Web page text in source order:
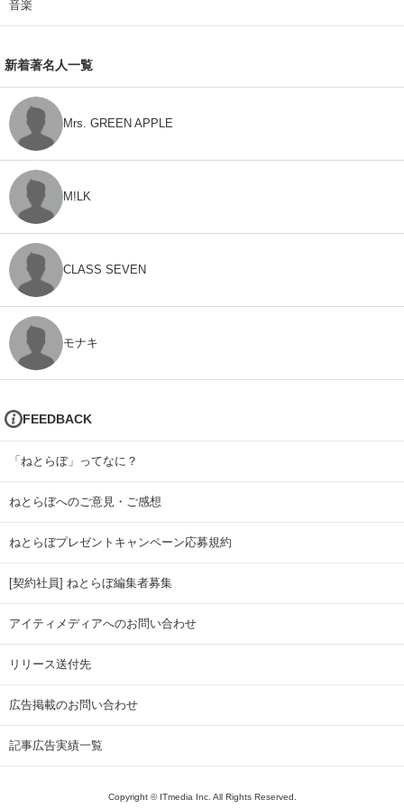
音楽
新着著名人一覧
Mrs. GREEN APPLE
M!LK
CLASS SEVEN
モナキ
FEEDBACK
「ねとらぼ」ってなに？
ねとらぼへのご意見・ご感想
ねとらぼプレゼントキャンペーン応募規約
[契約社員] ねとらぼ編集者募集
アイティメディアへのお問い合わせ
リリース送付先
広告掲載のお問い合わせ
記事広告実績一覧
Copyright © ITmedia Inc. All Rights Reserved.